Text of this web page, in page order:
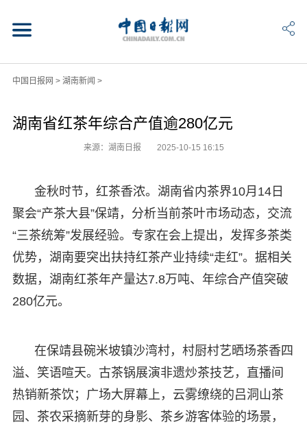
中国日报网 > 湖南新闻 >
湖南省红茶年综合产值逾280亿元
来源：湖南日报 2025-10-15 16:15
金秋时节，红茶香浓。湖南省内茶界10月14日
聚会“产茶大县”保靖，分析当前茶叶市场动态，交流
“三茶统筹”发展经验。专家在会上提出，发挥多茶类
优势，湖南要突出扶持红茶产业持续“走红”。据相关
数据，湖南红茶年产量达7.8万吨、年综合产值突破
280亿元。
在保靖县碗米坡镇沙湾村，村厨村艺晒场茶香四
溢、笑语喧天。古茶锅展演非遗炒茶技艺，直播间
热销新茶饮；广场大屏幕上，云雾缭绕的吕洞山茶
园、茶农采摘新芽的身影、茶乡游客体验的场景，